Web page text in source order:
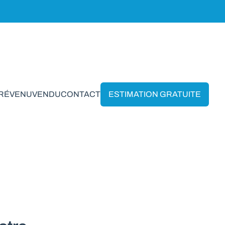
VENDUCONTACT ESTIMATION GRATUITE